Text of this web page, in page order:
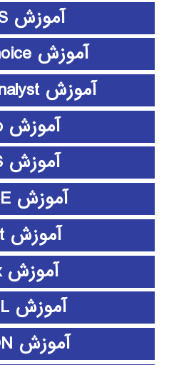
آموزش ETABS
آموزش expert choice
آموزش Frontier Analyst
آموزش github
آموزش HFSS
آموزش HSPICE
آموزش L-Edit
آموزش Latex
آموزش LISREL
آموزش LUMION